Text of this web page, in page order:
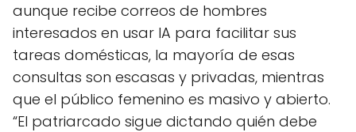
aunque recibe correos de hombres
interesados en usar IA para facilitar sus
tareas domésticas, la mayoría de esas
consultas son escasas y privadas, mientras
que el público femenino es masivo y abierto.
“El patriarcado sigue dictando quién debe